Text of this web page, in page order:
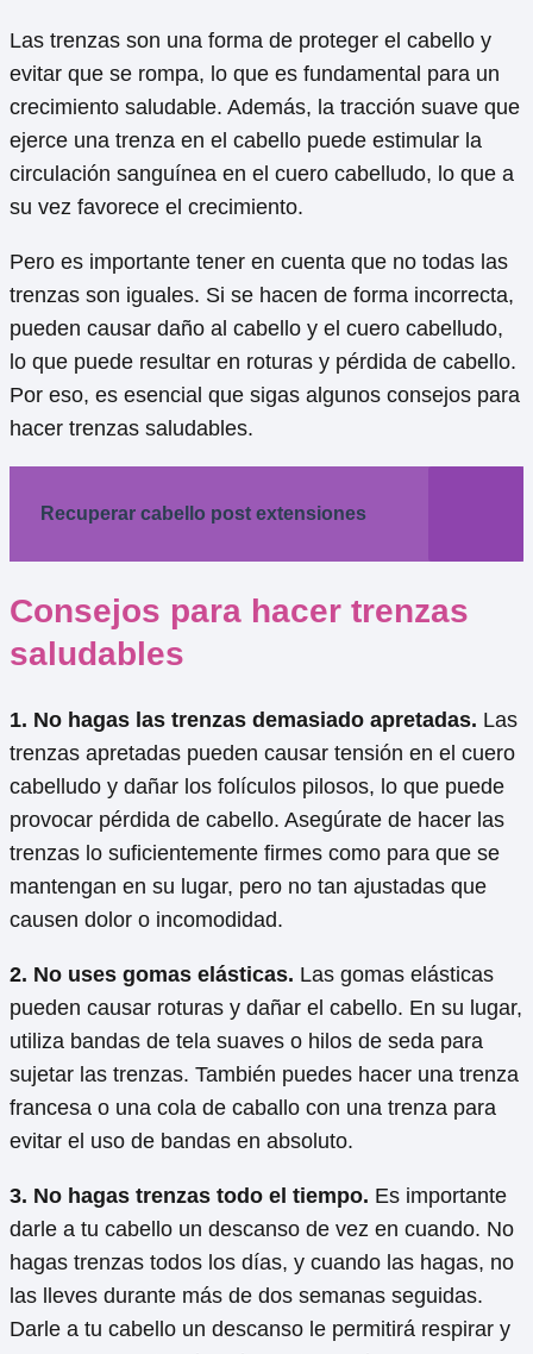
Las trenzas son una forma de proteger el cabello y
evitar que se rompa, lo que es fundamental para un
crecimiento saludable. Además, la tracción suave que
ejerce una trenza en el cabello puede estimular la
circulación sanguínea en el cuero cabelludo, lo que a
su vez favorece el crecimiento.
Pero es importante tener en cuenta que no todas las
trenzas son iguales. Si se hacen de forma incorrecta,
pueden causar daño al cabello y el cuero cabelludo,
lo que puede resultar en roturas y pérdida de cabello.
Por eso, es esencial que sigas algunos consejos para
hacer trenzas saludables.
Recuperar cabello post extensiones
Consejos para hacer trenzas
saludables
1. No hagas las trenzas demasiado apretadas. Las
trenzas apretadas pueden causar tensión en el cuero
cabelludo y dañar los folículos pilosos, lo que puede
provocar pérdida de cabello. Asegúrate de hacer las
trenzas lo suficientemente firmes como para que se
mantengan en su lugar, pero no tan ajustadas que
causen dolor o incomodidad.
2. No uses gomas elásticas. Las gomas elásticas
pueden causar roturas y dañar el cabello. En su lugar,
utiliza bandas de tela suaves o hilos de seda para
sujetar las trenzas. También puedes hacer una trenza
francesa o una cola de caballo con una trenza para
evitar el uso de bandas en absoluto.
3. No hagas trenzas todo el tiempo. Es importante
darle a tu cabello un descanso de vez en cuando. No
hagas trenzas todos los días, y cuando las hagas, no
las lleves durante más de dos semanas seguidas.
Darle a tu cabello un descanso le permitirá respirar y